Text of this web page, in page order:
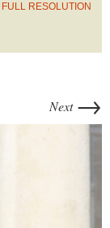
FULL RESOLUTION
Next →